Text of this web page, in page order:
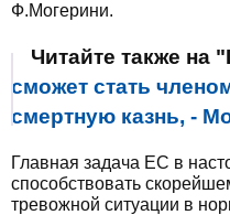
Ф.Могерини.
Читайте также на
сможет стать
смертную казнь, -
Главная задача ЕС в
способствовать
тревожной ситуации в